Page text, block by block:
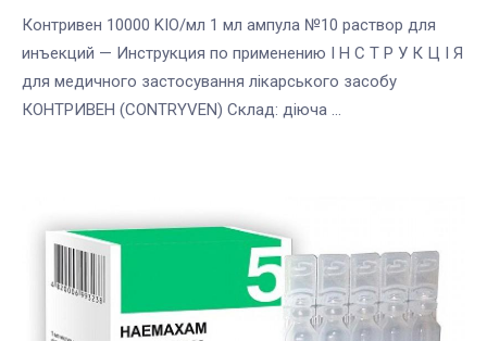
Контривен 10000 KIO/мл 1 мл ампула №10 раствор для
инъекций — Инструкция по применению І Н С Т Р У К Ц І Я
для медичного застосування лікарського засобу
КОНТРИВЕН (CONTRYVEN) Cклад: діюча ...